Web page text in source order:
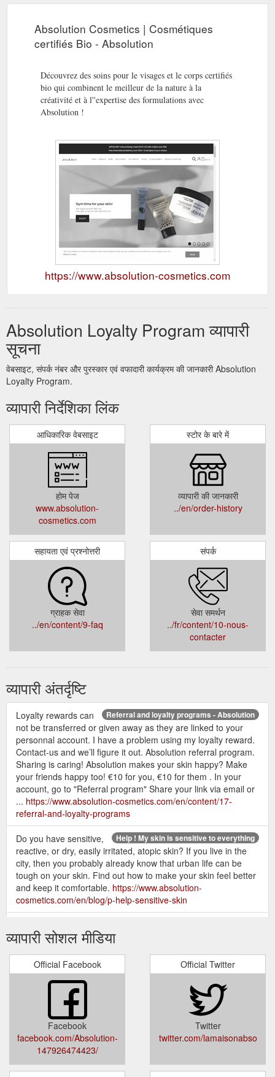
Absolution Cosmetics | Cosmétiques
certifiés Bio - Absolution
Découvrez des soins pour le visages et le corps certifiés
bio qui combinent le meilleur de la nature à la
créativité et à l''expertise des formulations avec
Absolution !
https://www.absolution-cosmetics.com
Absolution Loyalty Program व्यापारी
सूचना
वेबसाइट, संपर्क नंबर और पुरस्कार एवं वफादारी कार्यक्रम की जानकारी Absolution
Loyalty Program.
व्यापारी निर्देशिका लिंक
आधिकारिक वेबसाइट
होम पेज
www.absolution-
cosmetics.com
स्टोर के बारे में
व्यापारी की जानकारी
../en/order-history
सहायता एवं प्रश्नोत्तरी
ग्राहक सेवा
../en/content/9-faq
संपर्क
सेवा समर्थन
../fr/content/10-nous-
contacter
व्यापारी अंतर्दृष्टि
Referral and loyalty programs - Absolution
Loyalty rewards can
not be transferred or given away as they are linked to your
personnal account. I have a problem using my loyalty reward.
Contact-us and we’ll figure it out. Absolution referral program.
Sharing is caring! Absolution makes your skin happy? Make
your friends happy too! €10 for you, €10 for them . In your
account, go to "Referral program" Share your link via email or
... https://www.absolution-cosmetics.com/en/content/17-
referral-and-loyalty-programs
Help ! My skin is sensitive to everything
Do you have sensitive,
reactive, or dry, easily irritated, atopic skin? If you live in the
city, then you probably already know that urban life can be
tough on your skin. Find out how to make your skin feel better
and keep it comfortable. https://www.absolution-
cosmetics.com/en/blog/p-help-sensitive-skin
restore, maintain and protect the skin’s natural ecosystem, to
rebalance stressed skin and provide the most effective
nutrients and antioxidants to slow the effects of time. Working
in bio-affinity with the skin, they deliver visible results from the
very first applications. Absolution products work ...
https://www.absolution-cosmetics.com/en/content/9-discover
Oily skin - Absolution
To help keep your skin fresh – and keep
oily skin problems at bay – you can also apply Le Booster
clever anti-blemish serum is made with a high concentration of
व्यापारी सोशल मीडिया
Official Facebook
Facebook
facebook.com/Absolution-
147926474423/
Official Twitter
Twitter
twitter.com/lamaisonabso